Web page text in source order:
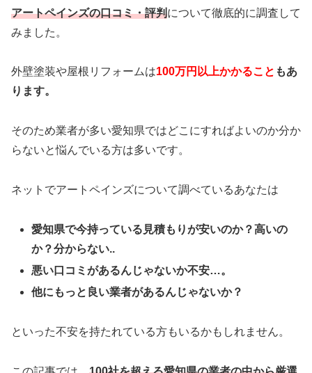
アートペインズの口コミ・評判について徹底的に調査して
みました。
外壁塗装や屋根リフォームは100万円以上かかること もあ
ります。
そのため業者が多い愛知県ではどこにすればよいのか分か
らないと悩んでいる方は多いです。
ネットでアートペインズについて調べているあなたは
愛知県で今持っている見積もりが安いのか？高いの
か？分からない..
悪い口コミがあるんじゃないか不安…。
他にもっと良い業者があるんじゃないか？
といった不安を持たれている方もいるかもしれません。